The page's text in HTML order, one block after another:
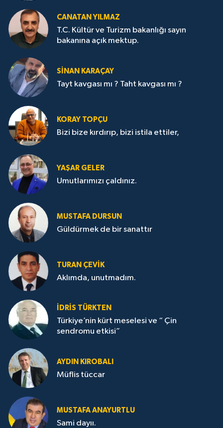
CANATAN YILMAZ
T.C. Kültür ve Turizm bakanlığı sayın
bakanına açık mektup.
SİNAN KARAÇAY
Tayt kavgası mı ? Taht kavgası mı ?
KORAY TOPÇU
Bizi bize kırdırıp, bizi istila ettiler,
YAŞAR GELER
Umutlarımızı çaldınız.
MUSTAFA DURSUN
Güldürmek de bir sanattır
TURAN ÇEVİK
Aklımda, unutmadım.
İDRİS TÜRKTEN
Türkiye’nin kürt meselesi ve “ Çin
sendromu etkisi”
AYDIN KIROBALI
Müflis tüccar
MUSTAFA ANAYURTLU
Sami dayıı.